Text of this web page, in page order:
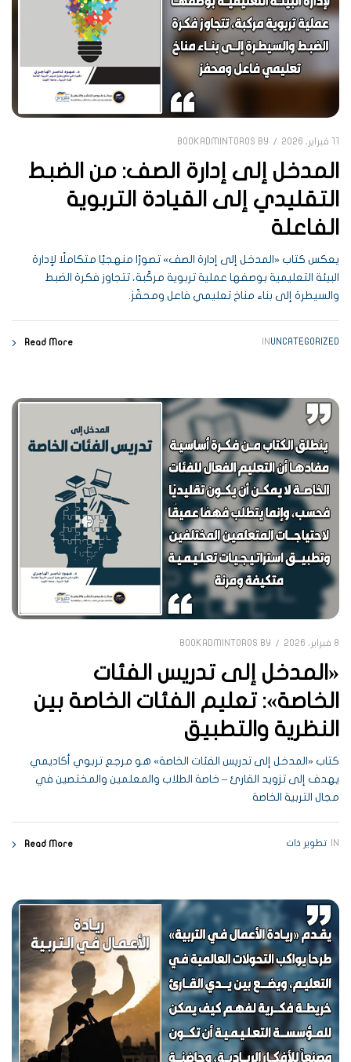
11 فبراير، 2026 BY
BOOKADMINTOROS
المدخل إلى إدارة الصف: من الضبط
التقليدي إلى القيادة التربوية
الفاعلة
يعكس كتاب «المدخل إلى إدارة الصف» تصورًا منهجيًا متكاملًا لإدارة
البيئة التعليمية بوصفها عملية تربوية مركّبة، تتجاوز فكرة الضبط
والسيطرة إلى بناء مناخ تعليمي فاعل ومحفّز.
IN UNCATEGORIZED
Read More
8 فبراير، 2026 BY
BOOKADMINTOROS
«المدخل إلى تدريس الفئات
الخاصة»: تعليم الفئات الخاصة بين
النظرية والتطبيق
كتاب «المدخل إلى تدريس الفئات الخاصة» هو مرجع تربوي أكاديمي
يهدف إلى تزويد القارئ – خاصة الطلاب والمعلمين والمختصين في
مجال التربية الخاصة
IN تطوير ذات Read More